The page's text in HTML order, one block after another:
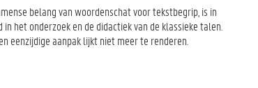
belang van woordenschat voor tekstbegrip, is in
het onderzoek en de didactiek van de klassieke talen.
eenzijdige aanpak lijkt niet meer te renderen.